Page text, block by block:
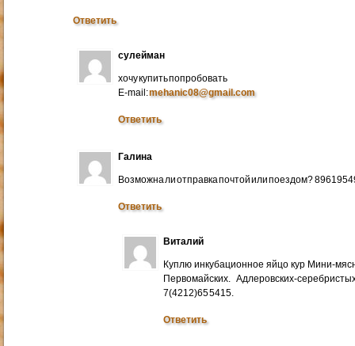
Ответить
сулейман
хочу купить попробовать
E-mail:mehanic08@gmail.com
Ответить
Галина
Возможна ли отправка почтой или поездом?
Ответить
Виталий
Куплю инкубационное яйцо кур Мини-
Первомайских. Адлеровских-
7(4212)65 5415.
Ответить